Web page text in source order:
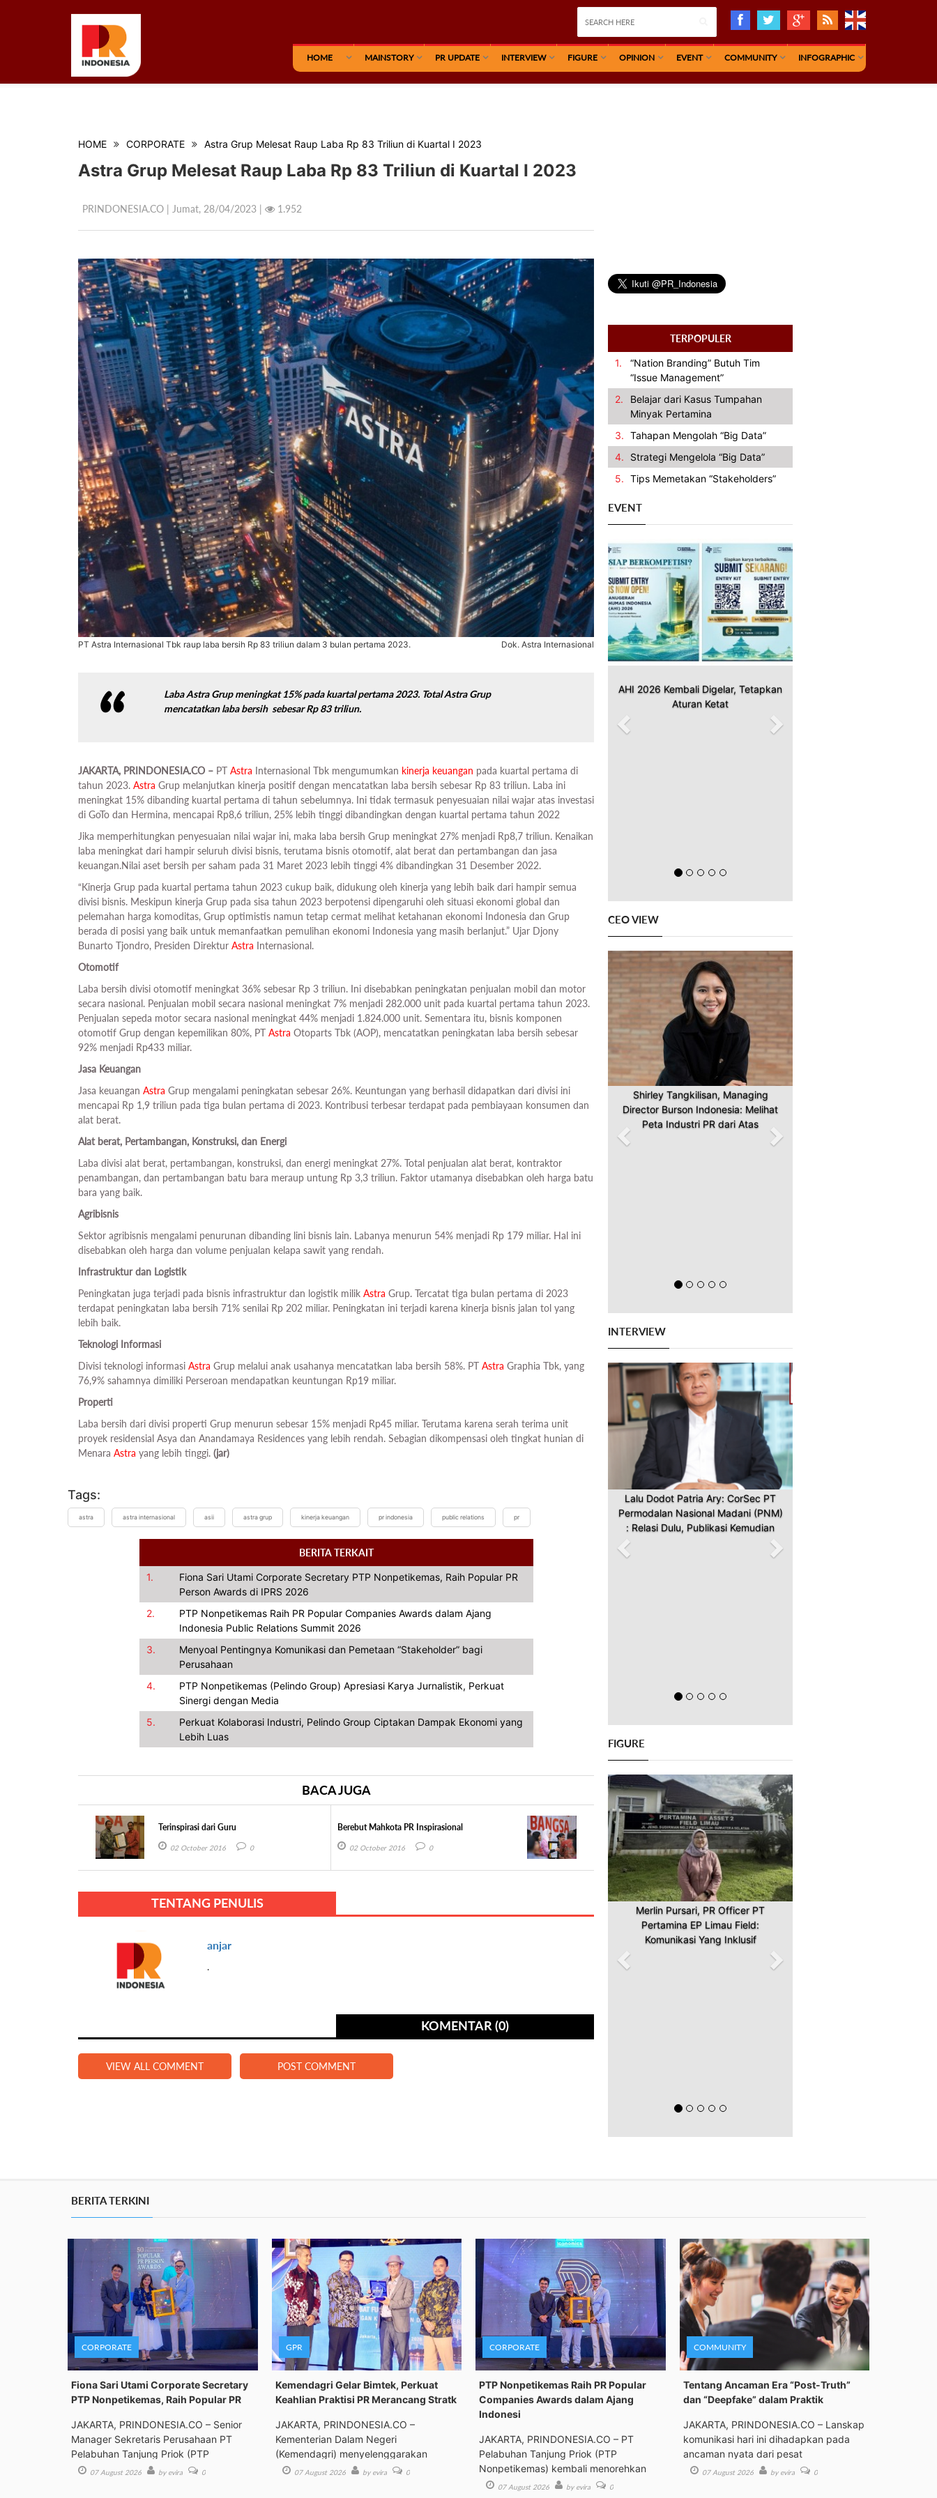
HOME MAINSTORY PR UPDATE INTERVIEW FIGURE OPINION EVENT COMMUNITY INFOGRAPHIC
HOME CORPORATE Astra Grup Melesat Raup Laba Rp 83 Triliun di Kuartal I 2023
Astra Grup Melesat Raup Laba Rp 83 Triliun di Kuartal I 2023
PRINDONESIA.CO | Jumat, 28/04/2023 | 1.952
PT Astra Internasional Tbk raup laba bersih Rp 83 triliun dalam 3 bulan pertama 2023. Dok. Astra Internasional
Laba Astra Grup meningkat 15% pada kuartal pertama 2023. Total Astra Grup
mencatatkan laba bersih sebesar Rp 83 triliun.
JAKARTA, PRINDONESIA.CO – PT Astra Internasional Tbk mengumumkan kinerja keuangan pada kuartal pertama di
tahun 2023. Astra Grup melanjutkan kinerja positif dengan mencatatkan laba bersih sebesar Rp 83 triliun. Laba ini
meningkat 15% dibanding kuartal pertama di tahun sebelumnya. Ini tidak termasuk penyesuaian nilai wajar atas investasi
di GoTo dan Hermina, mencapai Rp8,6 triliun, 25% lebih tinggi dibandingkan dengan kuartal pertama tahun 2022
Jika memperhitungkan penyesuaian nilai wajar ini, maka laba bersih Grup meningkat 27% menjadi Rp8,7 triliun. Kenaikan
laba meningkat dari hampir seluruh divisi bisnis, terutama bisnis otomotif, alat berat dan pertambangan dan jasa
keuangan.Nilai aset bersih per saham pada 31 Maret 2023 lebih tinggi 4% dibandingkan 31 Desember 2022.
“Kinerja Grup pada kuartal pertama tahun 2023 cukup baik, didukung oleh kinerja yang lebih baik dari hampir semua
divisi bisnis. Meskipun kinerja Grup pada sisa tahun 2023 berpotensi dipengaruhi oleh situasi ekonomi global dan
pelemahan harga komoditas, Grup optimistis namun tetap cermat melihat ketahanan ekonomi Indonesia dan Grup
berada di posisi yang baik untuk memanfaatkan pemulihan ekonomi Indonesia yang masih berlanjut.” Ujar Djony
Bunarto Tjondro, Presiden Direktur Astra Internasional.
Otomotif
Laba bersih divisi otomotif meningkat 36% sebesar Rp 3 triliun. Ini disebabkan peningkatan penjualan mobil dan motor
secara nasional. Penjualan mobil secara nasional meningkat 7% menjadi 282.000 unit pada kuartal pertama tahun 2023.
Penjualan sepeda motor secara nasional meningkat 44% menjadi 1.824.000 unit. Sementara itu, bisnis komponen
otomotif Grup dengan kepemilikan 80%, PT Astra Otoparts Tbk (AOP), mencatatkan peningkatan laba bersih sebesar
92% menjadi Rp433 miliar.
Jasa Keuangan
Jasa keuangan Astra Grup mengalami peningkatan sebesar 26%. Keuntungan yang berhasil didapatkan dari divisi ini
mencapai Rp 1,9 triliun pada tiga bulan pertama di 2023. Kontribusi terbesar terdapat pada pembiayaan konsumen dan
alat berat.
Alat berat, Pertambangan, Konstruksi, dan Energi
Laba divisi alat berat, pertambangan, konstruksi, dan energi meningkat 27%. Total penjualan alat berat, kontraktor
penambangan, dan pertambangan batu bara meraup untung Rp 3,3 triliun. Faktor utamanya disebabkan oleh harga batu
bara yang baik.
Agribisnis
Sektor agribisnis mengalami penurunan dibanding lini bisnis lain. Labanya menurun 54% menjadi Rp 179 miliar. Hal ini
disebabkan oleh harga dan volume penjualan kelapa sawit yang rendah.
Infrastruktur dan Logistik
Peningkatan juga terjadi pada bisnis infrastruktur dan logistik milik Astra Grup. Tercatat tiga bulan pertama di 2023
terdapat peningkatan laba bersih 71% senilai Rp 202 miliar. Peningkatan ini terjadi karena kinerja bisnis jalan tol yang
lebih baik.
Teknologi Informasi
Divisi teknologi informasi Astra Grup melalui anak usahanya mencatatkan laba bersih 58%. PT Astra Graphia Tbk, yang
76,9% sahamnya dimiliki Perseroan mendapatkan keuntungan Rp19 miliar.
Properti
Laba bersih dari divisi properti Grup menurun sebesar 15% menjadi Rp45 miliar. Terutama karena serah terima unit
proyek residensial Asya dan Anandamaya Residences yang lebih rendah. Sebagian dikompensasi oleh tingkat hunian di
Menara Astra yang lebih tinggi. (jar)
Tags:
astra astra internasional asii astra grup kinerja keuangan pr indonesia public relations pr
BERITA TERKAIT
1.
Fiona Sari Utami Corporate Secretary PTP Nonpetikemas, Raih Popular PR
Person Awards di IPRS 2026
2.
PTP Nonpetikemas Raih PR Popular Companies Awards dalam Ajang
Indonesia Public Relations Summit 2026
3.
Menyoal Pentingnya Komunikasi dan Pemetaan “Stakeholder” bagi
Perusahaan
4.
PTP Nonpetikemas (Pelindo Group) Apresiasi Karya Jurnalistik, Perkuat
Sinergi dengan Media
5.
Perkuat Kolaborasi Industri, Pelindo Group Ciptakan Dampak Ekonomi yang
Lebih Luas
BACA JUGA
Terinspirasi dari Guru
02 October 2016 0
Berebut Mahkota PR Inspirasional
02 October 2016 0
TENTANG PENULIS
anjar
.
KOMENTAR (0)
VIEW ALL COMMENT POST COMMENT
TERPOPULER
1.
“Nation Branding” Butuh Tim
“Issue Management”
2.
Belajar dari Kasus Tumpahan
Minyak Pertamina
3. Tahapan Mengolah “Big Data”
4.
Strategi Mengelola “Big Data”
5. Tips Memetakan “Stakeholders”
EVENT
AHI 2026 Kembali Digelar, Tetapkan
Aturan Ketat
Previous Next
CEO VIEW
Shirley Tangkilisan, Managing
Director Burson Indonesia: Melihat
Peta Industri PR dari Atas
Previous Next
INTERVIEW
Lalu Dodot Patria Ary: CorSec PT
Permodalan Nasional Madani (PNM)
: Relasi Dulu, Publikasi Kemudian
Previous Next
FIGURE
Merlin Pursari, PR Officer PT
Pertamina EP Limau Field:
Komunikasi Yang Inklusif
Previous Next
BERITA TERKINI
CORPORATE
Fiona Sari Utami Corporate Secretary
PTP Nonpetikemas, Raih Popular PR
JAKARTA, PRINDONESIA.CO – Senior
Manager Sekretaris Perusahaan PT
Pelabuhan Tanjung Priok (PTP
07 August 2026 by evira 0
GPR
Kemendagri Gelar Bimtek, Perkuat
Keahlian Praktisi PR Merancang Stratk
JAKARTA, PRINDONESIA.CO –
Kementerian Dalam Negeri
(Kemendagri) menyelenggarakan
Bimbingan Tek
07 August 2026 by evira 0
CORPORATE
PTP Nonpetikemas Raih PR Popular
Companies Awards dalam Ajang
Indonesi
JAKARTA, PRINDONESIA.CO – PT
Pelabuhan Tanjung Priok (PTP
Nonpetikemas) kembali menorehkan
pre 07 August 2026 by evira 0
COMMUNITY
Tentang Ancaman Era “Post-Truth”
dan “Deepfake” dalam Praktik
JAKARTA, PRINDONESIA.CO – Lanskap
komunikasi hari ini dihadapkan pada
ancaman nyata dari pesat
07 August 2026 by evira 0